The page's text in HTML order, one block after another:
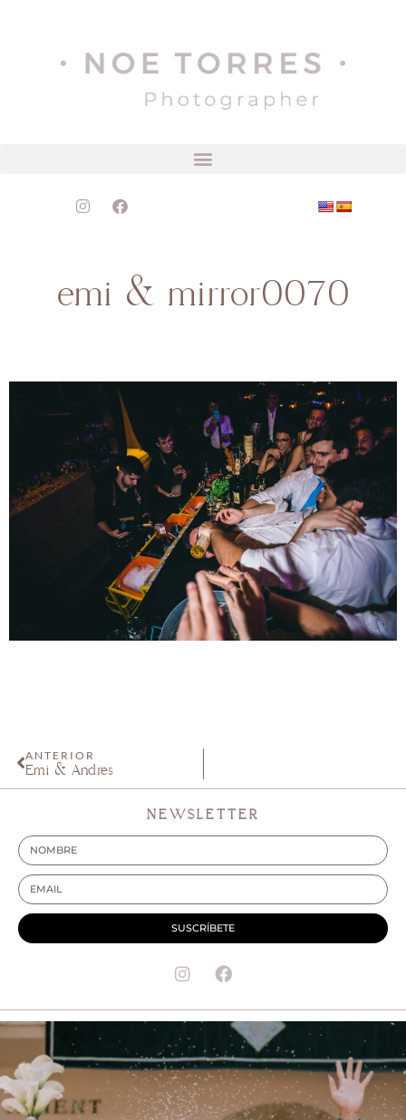
emi & mirror0070
ANTERIOR
Emi & Andrés
NEWSLETTER
SUSCRÍBETE